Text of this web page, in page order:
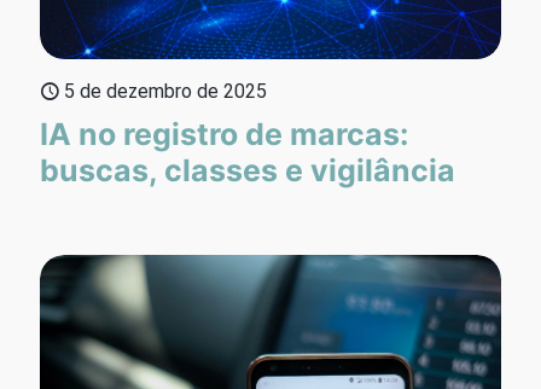
5 de dezembro de 2025
IA no registro de marcas:
buscas, classes e vigilância